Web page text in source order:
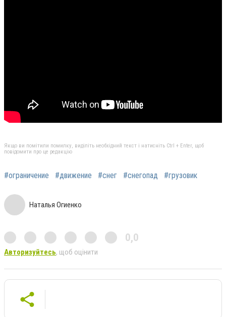
Якщо ви помітили помилку, виділіть необхідний текст і натисніть Ctrl + Enter, щоб
повідомити про це редакцію
#ограничение #движение #снег #снегопад #грузовик
Наталья Огиенко
0,0
Авторизуйтесь, щоб оцінити